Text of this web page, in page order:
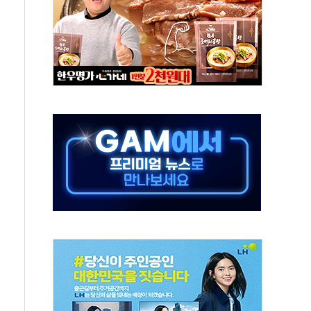
표...김민석 50.30% 정청래 41.94% 송영길 7.76%
400명 맞이…"마음 잇는 시간 되길"
급 확정되나…재상고 앞두고 막판 셈법
행복상자' 전달
술·체육요원 최대 33% 감축
역대 최대폭 감소한 9.4%↓…유통업계 양극화 심화
사'로 콜롬비아 대통령 취임식 참석
간당 30mm 강한 비...호우 피해 없어